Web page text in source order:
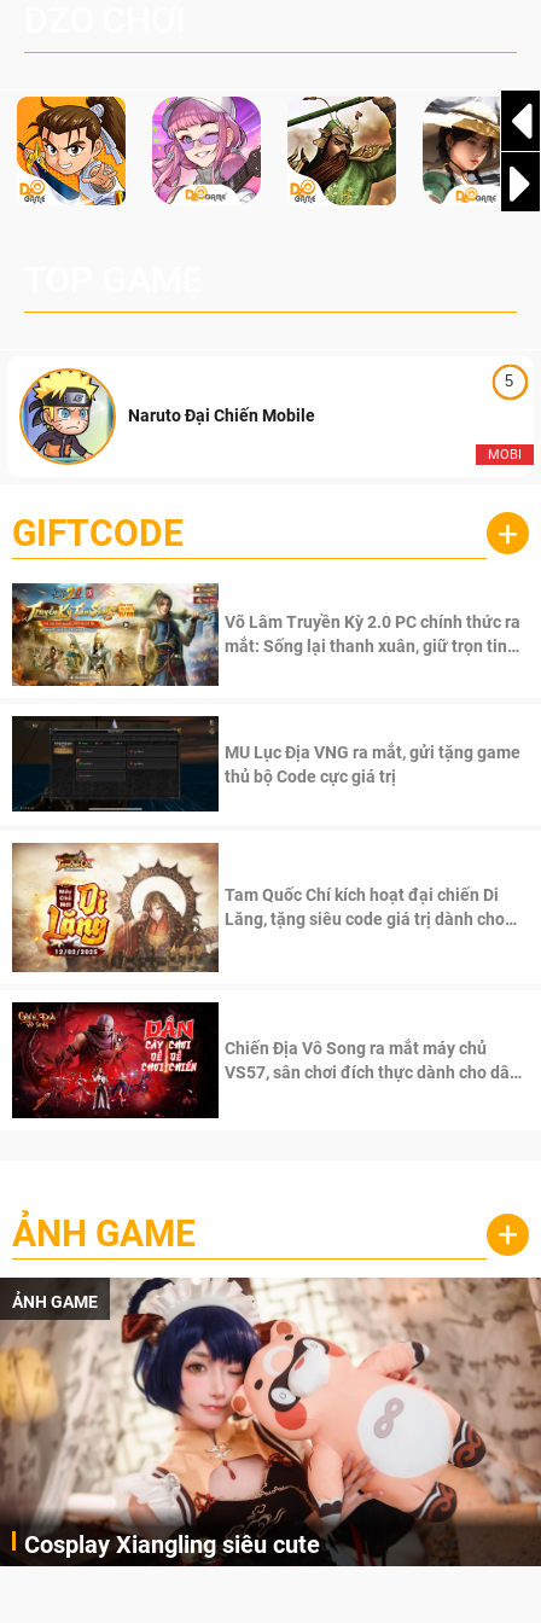
5
MOBI
Naruto Đại Chiến Mobile
GIFTCODE +
Võ Lâm Truyền Kỳ 2.0 PC chính thức ra
mắt: Sống lại thanh xuân, giữ trọn tinh
MU Lục Địa VNG ra mắt, gửi tặng game
thủ bộ Code cực giá trị
Tam Quốc Chí kích hoạt đại chiến Di
Lăng, tặng siêu code giá trị dành cho
Chiến Địa Vô Song ra mắt máy chủ
VS57, sân chơi đích thực dành cho dân
ẢNH GAME +
ẢNH GAME
Cosplay Xiangling siêu cute